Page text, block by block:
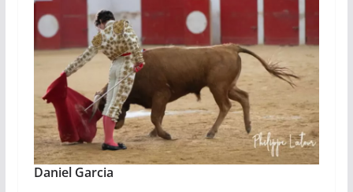
Daniel Garcia